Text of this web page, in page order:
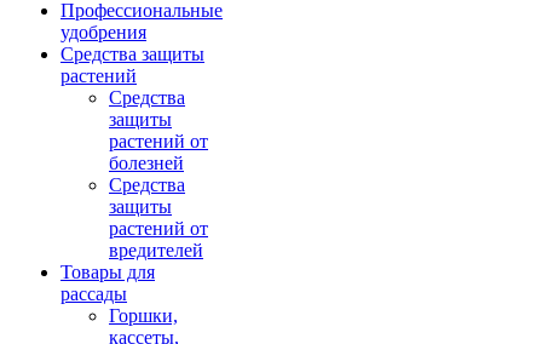
Профессиональные
удобрения
Средства защиты
растений
Средства
защиты
растений от
болезней
Средства
защиты
растений от
вредителей
Товары для
рассады
Горшки,
кассеты,